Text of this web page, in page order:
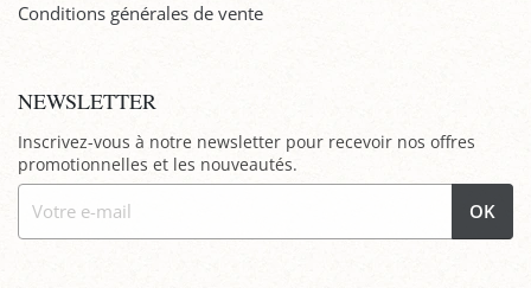
Conditions générales de vente
NEWSLETTER
Inscrivez-vous à notre newsletter pour recevoir nos offres
promotionnelles et les nouveautés.
OK